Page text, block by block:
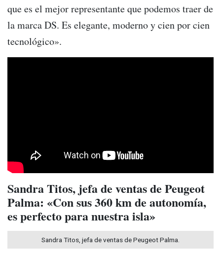
que es el mejor representante que podemos traer de
la marca DS. Es elegante, moderno y cien por cien
tecnológico».
Sandra Titos, jefa de ventas de Peugeot
Palma: «Con sus 360 km de autonomía,
es perfecto para nuestra isla»
Sandra Titos, jefa de ventas de Peugeot Palma.